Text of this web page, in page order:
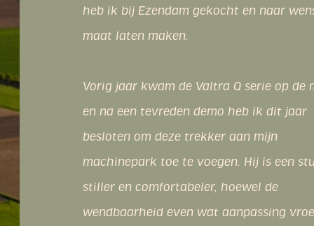
gewoon goed en ik weet wat ik aan ze
voel me er kind aan huis, de sfeer is
De goede service ben ik in het bijzonder
spreken. De monteurs zijn niet alleen
maar ook klantgericht. Momenteel
twee Valtra tractoren lopen en ik weet
machines in goede handen zijn.